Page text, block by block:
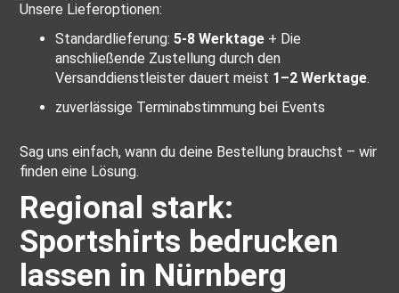
Unsere Lieferoptionen:
Standardlieferung: 5-8 Werktage + Die
anschließende Zustellung durch den
Versanddienstleister dauert meist 1–2 Werktage.
zuverlässige Terminabstimmung bei Events
Sag uns einfach, wann du deine Bestellung brauchst – wir
finden eine Lösung.
Regional stark:
Sportshirts bedrucken
lassen in Nürnberg